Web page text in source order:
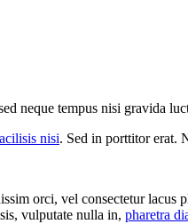
neque tempus nisi gravida
nisi. Sed in porttitor erat.
orci, vel consectetur
vulputate nulla in, pharetra